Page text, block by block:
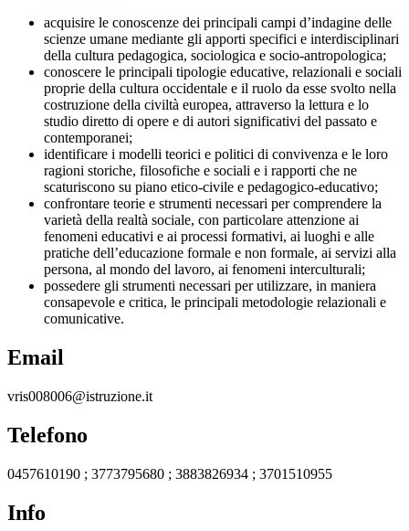
acquisire le conoscenze dei principali campi d’indagine delle
scienze umane mediante gli apporti specifici e interdisciplinari
della cultura pedagogica, sociologica e socio-antropologica;
conoscere le principali tipologie educative, relazionali e sociali
proprie della cultura occidentale e il ruolo da esse svolto nella
costruzione della civiltà europea, attraverso la lettura e lo
studio diretto di opere e di autori significativi del passato e
contemporanei;
identificare i modelli teorici e politici di convivenza e le loro
ragioni storiche, filosofiche e sociali e i rapporti che ne
scaturiscono su piano etico-civile e pedagogico-educativo;
confrontare teorie e strumenti necessari per comprendere la
varietà della realtà sociale, con particolare attenzione ai
fenomeni educativi e ai processi formativi, ai luoghi e alle
pratiche dell’educazione formale e non formale, ai servizi alla
persona, al mondo del lavoro, ai fenomeni interculturali;
possedere gli strumenti necessari per utilizzare, in maniera
consapevole e critica, le principali metodologie relazionali e
comunicative.
Email
vris008006@istruzione.it
Telefono
0457610190 ; 3773795680 ; 3883826934 ; 3701510955
Info